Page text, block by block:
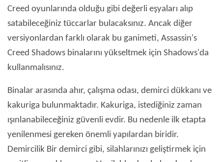
Creed oyunlarında olduğu gibi değerli eşyaları alıp
satabileceğiniz tüccarlar bulacaksınız. Ancak diğer
versiyonlardan farklı olarak bu ganimeti, Assassin's
Creed Shadows binalarını yükseltmek için Shadows'da
kullanmalısınız.
Binalar arasında ahır, çalışma odası, demirci dükkanı ve
kakuriga bulunmaktadır. Kakuriga, istediğiniz zaman
ışınlanabileceğiniz güvenli evdir. Bu nedenle ilk etapta
yenilenmesi gereken önemli yapılardan biridir.
Demircilik Bir demirci gibi, silahlarınızı geliştirmek için